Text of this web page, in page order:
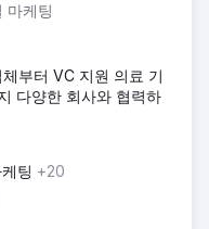
마케팅
부터 VC 지원 의료 기
다양한 회사와 협력하
팅 +20